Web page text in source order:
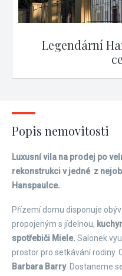
Legendární
Popis nemovitosti
Luxusní vila na prodej po
rekonstrukci v jedné z
Hanspaulce.
Přízemí domu disponuje
propojeným s jídelnou,
spotřebiči Miele. Salonek
prostor pro setkávání rodiny.
Barbara Barry. Dostaneme